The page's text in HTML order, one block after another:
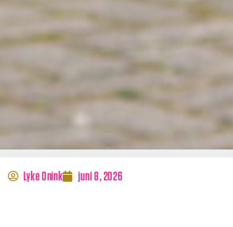
Lyke Onink juni 8, 2026